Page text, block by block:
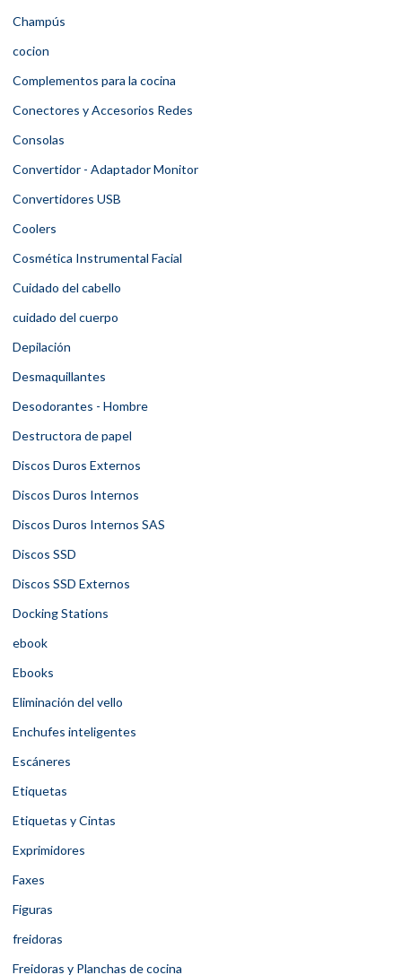
Champús
cocion
Complementos para la cocina
Conectores y Accesorios Redes
Consolas
Convertidor - Adaptador Monitor
Convertidores USB
Coolers
Cosmética Instrumental Facial
Cuidado del cabello
cuidado del cuerpo
Depilación
Desmaquillantes
Desodorantes - Hombre
Destructora de papel
Discos Duros Externos
Discos Duros Internos
Discos Duros Internos SAS
Discos SSD
Discos SSD Externos
Docking Stations
ebook
Ebooks
Eliminación del vello
Enchufes inteligentes
Escáneres
Etiquetas
Etiquetas y Cintas
Exprimidores
Faxes
Figuras
freidoras
Freidoras y Planchas de cocina